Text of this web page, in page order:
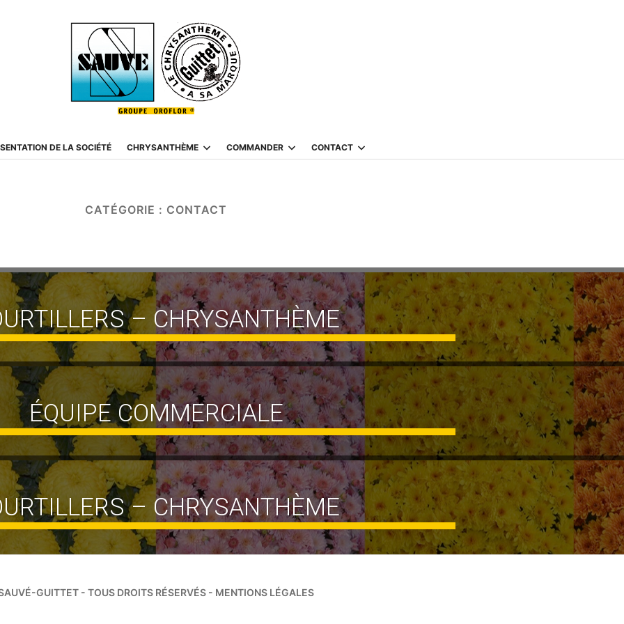
DE LA SOCIÉTÉ CHRYSANTHÈME COMMANDER CONTACT
CATÉGORIE : CONTACT
– CHRYSANTHÈME
ÉQUIPE COMMERCIALE
– CHRYSANTHÈME
GUITTET - TOUS DROITS RÉSERVÉS - MENTIONS LÉGALES